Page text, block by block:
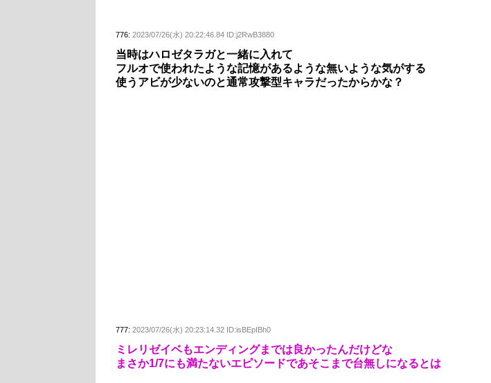
776: 2023/07/26(水) 20:22:46.84 ID:j2RwB3880
当時はハロゼタラガと一緒に入れて
フルオで使われたような記憶があるような無いような気がする
使うアビが少ないのと通常攻撃型キャラだったからかな？
777: 2023/07/26(水) 20:23:14.32 ID:isBEpIBh0
ミレリゼイベもエンディングまでは良かったんだけどな
まさか1/7にも満たないエピソードであそこまで台無しになるとは